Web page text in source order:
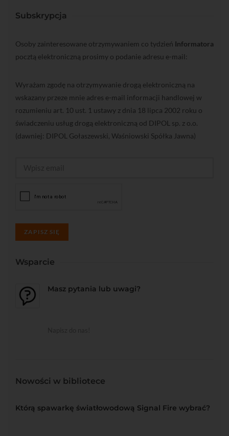
Subskrypcja
Osoby zainteresowane otrzymywaniem co tydzień Informatora
pocztą elektroniczną prosimy o podanie adresu e-mail:
Wyrażam zgodę na otrzymywanie drogą elektroniczną na
wskazany przeze mnie adres e-mail informacji handlowej w
rozumieniu art. 10 ust. 1 ustawy z dnia 18 lipca 2002 roku o
świadczeniu usług drogą elektroniczną od DIPOL sp. z o.o.
(dawniej: DIPOL Gołaszewski, Waśniowski Spółka Jawna)
ZAPISZ SIĘ
Wsparcie
Masz pytania lub uwagi?
Nowości w bibliotece
Którą spawarkę światłowodową Signal Fire wybrać?